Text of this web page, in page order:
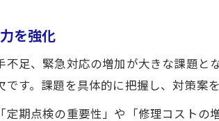
を強化
足、緊急対応の増加が大きな課題
す。課題を具体的に把握し、対策案
期点検の重要性」や「修理コスト